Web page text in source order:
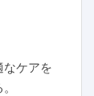
ケアを